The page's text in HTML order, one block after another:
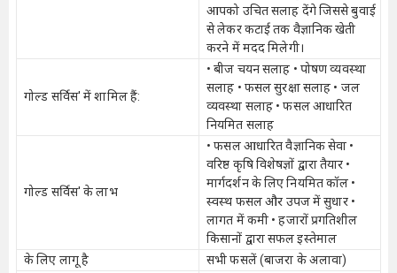
आपको उचित सलाह देंगे जिससे बुवाई
से लेकर कटाई तक वैज्ञानिक खेती
करने में मदद मिलेगी।
गोल्ड सर्विस' में शामिल हैं:
• बीज चयन सलाह • पोषण व्यवस्था
सलाह • फसल सुरक्षा सलाह • जल
व्यवस्था सलाह • फसल आधारित
नियमित सलाह
गोल्ड सर्विस' के लाभ
• फसल आधारित वैज्ञानिक सेवा •
वरिष्ठ कृषि विशेषज्ञों द्वारा तैयार •
मार्गदर्शन के लिए नियमित कॉल •
स्वस्थ फसल और उपज में सुधार •
लागत में कमी • हजारों प्रगतिशील
किसानों द्वारा सफल इस्तेमाल
के लिए लागू है
सभी फसलें (बाजरा के अलावा)